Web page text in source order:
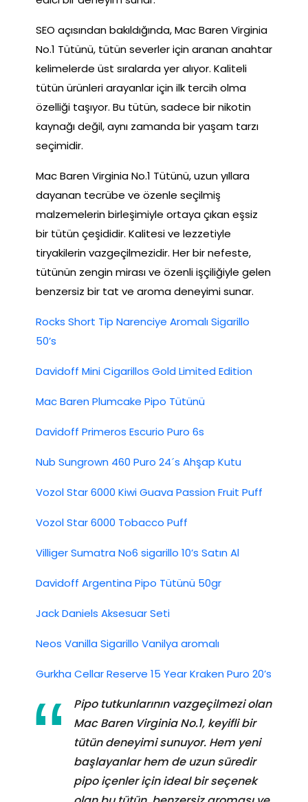
SEO açısından bakıldığında, Mac Baren Virginia
No.1 Tütünü, tütün severler için aranan anahtar
kelimelerde üst sıralarda yer alıyor. Kaliteli
tütün ürünleri arayanlar için ilk tercih olma
özelliği taşıyor. Bu tütün, sadece bir nikotin
kaynağı değil, aynı zamanda bir yaşam tarzı
seçimidir.
Mac Baren Virginia No.1 Tütünü, uzun yıllara
dayanan tecrübe ve özenle seçilmiş
malzemelerin birleşimiyle ortaya çıkan eşsiz
bir tütün çeşididir. Kalitesi ve lezzetiyle
tiryakilerin vazgeçilmezidir. Her bir nefeste,
tütünün zengin mirası ve özenli işçiliğiyle gelen
benzersiz bir tat ve aroma deneyimi sunar.
Rocks Short Tip Narenciye Aromalı Sigarillo
50’s
Davidoff Mini Cigarillos Gold Limited Edition
Mac Baren Plumcake Pipo Tütünü
Davidoff Primeros Escurio Puro 6s
Nub Sungrown 460 Puro 24´s Ahşap Kutu
Vozol Star 6000 Kiwi Guava Passion Fruit Puff
Vozol Star 6000 Tobacco Puff
Villiger Sumatra No6 sigarillo 10’s Satın Al
Davidoff Argentina Pipo Tütünü 50gr
Jack Daniels Aksesuar Seti
Neos Vanilla Sigarillo Vanilya aromalı
Gurkha Cellar Reserve 15 Year Kraken Puro 20’s
Pipo tutkunlarının vazgeçilmezi olan
Mac Baren Virginia No.1, keyifli bir
tütün deneyimi sunuyor. Hem yeni
başlayanlar hem de uzun süredir
pipo içenler için ideal bir seçenek